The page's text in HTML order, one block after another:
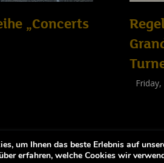
„Concerts
Friday,
zur Barrierfreiheit-Erklärung zur
um Ihnen das beste Erlebnis auf
erfahren, welche Cookies wir